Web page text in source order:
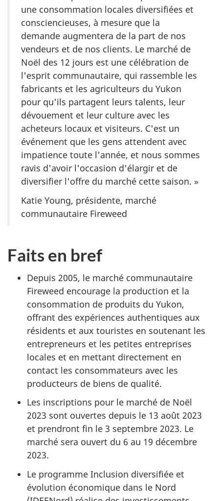
une consommation locales diversifiées et
consciencieuses, à mesure que la
demande augmentera de la part de nos
vendeurs et de nos clients. Le marché de
Noël des 12 jours est une célébration de
l'esprit communautaire, qui rassemble les
fabricants et les agriculteurs du Yukon
pour qu'ils partagent leurs talents, leur
dévouement et leur culture avec les
acheteurs locaux et visiteurs. C'est un
événement que les gens attendent avec
impatience toute l'année, et nous sommes
ravis d'avoir l'occasion d'élargir et de
diversifier l'offre du marché cette saison. »
Katie Young, présidente, marché
communautaire Fireweed
Faits en bref
Depuis 2005, le marché communautaire
Fireweed encourage la production et la
consommation de produits du Yukon,
offrant des expériences authentiques aux
résidents et aux touristes en soutenant les
entrepreneurs et les petites entreprises
locales et en mettant directement en
contact les consommateurs avec les
producteurs de biens de qualité.
Les inscriptions pour le marché de Noël
2023 sont ouvertes depuis le 13 août 2023
et prendront fin le 3 septembre 2023. Le
marché sera ouvert du 6 au 19 décembre
2023.
Le programme Inclusion diversifiée et
évolution économique dans le Nord